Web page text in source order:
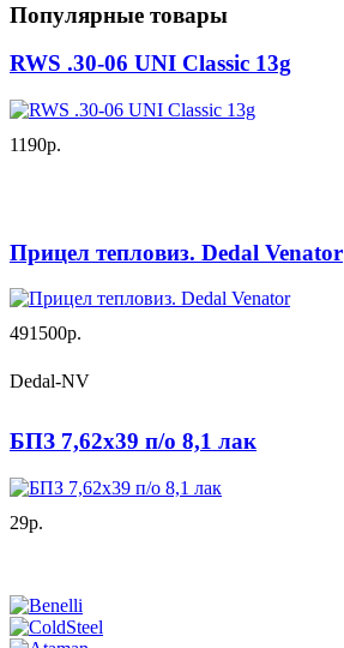
Популярные товары
RWS .30-06 UNI Classic 13g
1190р.
Прицел тепловиз. Dedal Venator
491500р.
Dedal-NV
БПЗ 7,62х39 п/о 8,1 лак
29р.